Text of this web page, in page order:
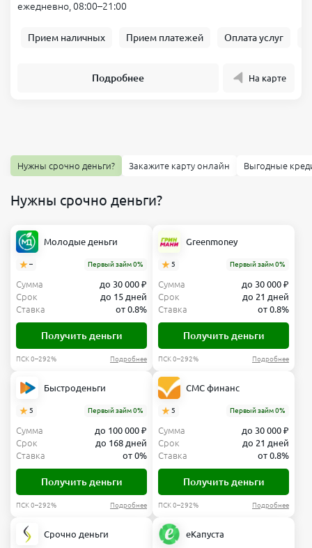
ежедневно, 08:00–21:00
Прием наличных Прием платежей Оплата услуг
Подробнее На карте
Нужны срочно деньги? Закажите карту онлайн Выгодные
Нужны срочно деньги?
Молодые деньги
– Первый займ 0%
Сумма
до 30 000 ₽
Срок
до 15 дней
Ставка
от 0.8%
Получить деньги
ПСК 0–292% Подробнее
Greenmoney
5 Первый займ 0%
Сумма
до 30 000 ₽
Срок
до 21 дней
Ставка
от 0.8%
Получить деньги
ПСК 0–292% Подробнее
Быстроденьги
5 Первый займ 0%
Сумма
до 100 000 ₽
Срок
до 168 дней
Ставка
от 0%
Получить деньги
ПСК 0–292% Подробнее
СМС финанс
5 Первый займ 0%
Сумма
до 30 000 ₽
Срок
до 21 дней
Ставка
от 0.8%
Получить деньги
ПСК 0–292% Подробнее
Срочно деньги еКапуста